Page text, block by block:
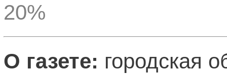
20%
О газете: городская